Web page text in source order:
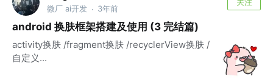
微厂 ai开发 · 3年前
android 换肤框架搭建及使用 (3 完结篇)
activity换肤 /fragment换肤 /recyclerView换肤 /
自定义...